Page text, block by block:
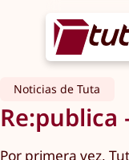
Noticias de Tuta
Por primera vez,